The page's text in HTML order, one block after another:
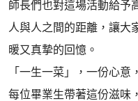
師長們也對這場活動給予
人與人之間的距離，讓大
暖又真摯的回憶。
「一生一菜」，一份心
每位畢業生帶著這份滋味